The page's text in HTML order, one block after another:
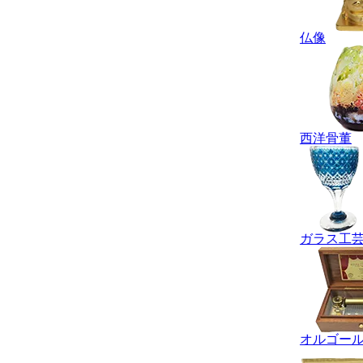
仏像
西洋骨董
ガラス工
オルゴー